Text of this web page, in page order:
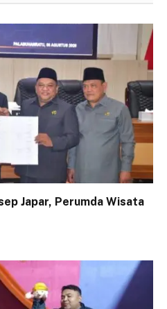
Japar, Perumda Wisata